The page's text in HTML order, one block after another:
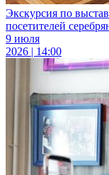
Экскурсия по
посетителей
9 июля
2026 | 14:00